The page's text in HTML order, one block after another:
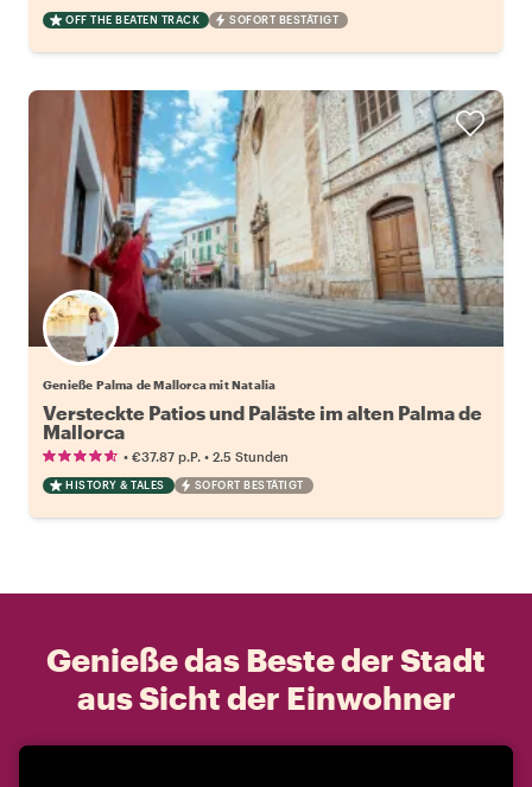
OFF THE BEATEN TRACK SOFORT BESTÄTIGT
Genieße Palma de Mallorca mit Natalia
Versteckte Patios und Paläste im alten Palma de
Mallorca
• €37.87 p.P. • 2.5 Stunden
HISTORY & TALES SOFORT BESTÄTIGT
Genieße das Beste der Stadt
aus Sicht der Einwohner